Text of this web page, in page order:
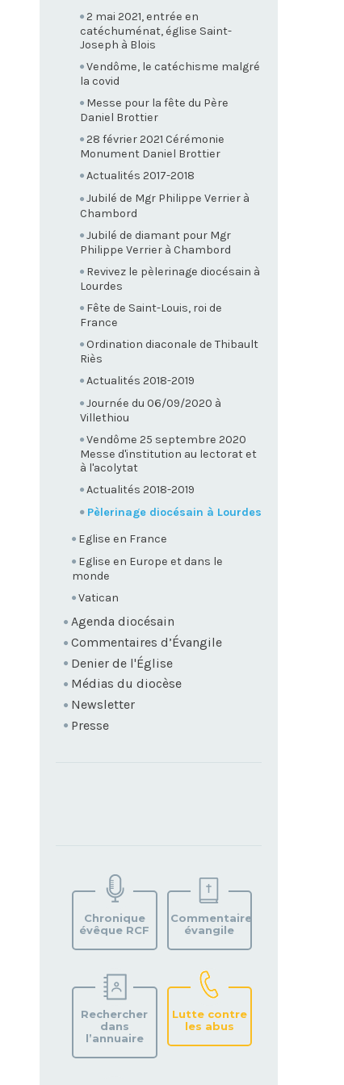
2 mai 2021, entrée en
catéchuménat, église Saint-
Joseph à Blois
Vendôme, le catéchisme malgré
la covid
Messe pour la fête du Père
Daniel Brottier
28 février 2021 Cérémonie
Monument Daniel Brottier
Actualités 2017-2018
Jubilé de Mgr Philippe Verrier à
Chambord
Jubilé de diamant pour Mgr
Philippe Verrier à Chambord
Revivez le pèlerinage diocésain à
Lourdes
Fête de Saint-Louis, roi de
France
Ordination diaconale de Thibault
Riès
Actualités 2018-2019
Journée du 06/09/2020 à
Villethiou
Vendôme 25 septembre 2020
Messe d'institution au lectorat et
à l'acolytat
Actualités 2018-2019
Pèlerinage diocésain à Lourdes
Eglise en France
Eglise en Europe et dans le
monde
Vatican
Agenda diocésain
Commentaires d’Évangile
Denier de l'Église
Médias du diocèse
Newsletter
Presse
VOTRE
PAROISSE
Chronique
évêque RCF
Commentaire
évangile
Rechercher
dans
l’annuaire
Lutte contre
les abus